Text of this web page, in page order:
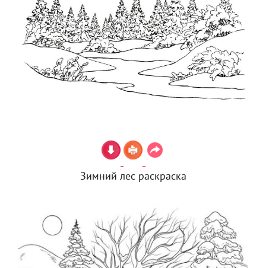
Зимний лес раскраска